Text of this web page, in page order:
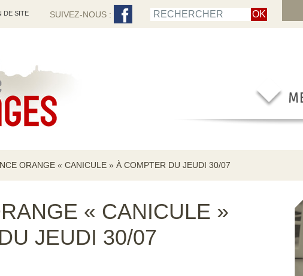
DE SITE SUIVEZ-NOUS :
ORANGE « CANICULE » À COMPTER DU JEUDI 30/07
« CANICULE »
JEUDI 30/07